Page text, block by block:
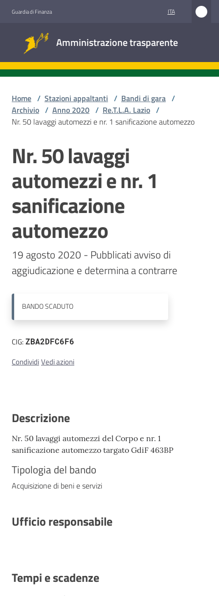
Guardia di Finanza ITA
Amministrazione trasparente
trasparente
appaltanti
Contatti
Home / Stazioni appaltanti / Bandi di gara /
Archivio / Anno 2020 / Re.T.L.A. Lazio /
Nr. 50 lavaggi automezzi e nr. 1 sanificazione automezzo
Salta al contenuto
Nr. 50 lavaggi
automezzi e nr. 1
sanificazione
automezzo
19 agosto 2020 - Pubblicati avviso di
aggiudicazione e determina a contrarre
BANDOSCADUTO
CIG:ZBA2DFC6F6
CondividiVedi azioni
Descrizione
Nr. 50 lavaggi automezzi del Corpo e nr. 1
sanificazione automezzo targato GdiF 463BP
Tipologia del bando
Acquisizione di beni e servizi
Ufficio responsabile
Tempi e scadenze